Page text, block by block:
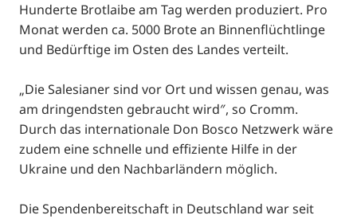
Hunderte Brotlaibe am Tag werden produziert. Pro
Monat werden ca. 5000 Brote an Binnenflüchtlinge
und Bedürftige im Osten des Landes verteilt.
„Die Salesianer sind vor Ort und wissen genau, was
am dringendsten gebraucht wird″, so Cromm.
Durch das internationale Don Bosco Netzwerk wäre
zudem eine schnelle und effiziente Hilfe in der
Ukraine und den Nachbarländern möglich.
Die Spendenbereitschaft in Deutschland war seit